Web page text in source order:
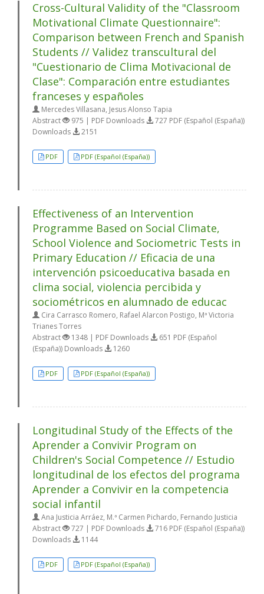
Cross-Cultural Validity of the "Classroom
Motivational Climate Questionnaire":
Comparison between French and Spanish
Students // Validez transcultural del
"Cuestionario de Clima Motivacional de
Clase": Comparación entre estudiantes
franceses y españoles
Mercedes Villasana, Jesus Alonso Tapia
Abstract
975 | PDF Downloads
727 PDF (Español (España))
Downloads
2151
PDF PDF (Español (España))
Effectiveness of an Intervention
Programme Based on Social Climate,
School Violence and Sociometric Tests in
Primary Education // Eficacia de una
intervención psicoeducativa basada en
clima social, violencia percibida y
sociométricos en alumnado de educac
Cira Carrasco Romero, Rafael Alarcon Postigo, Mª Victoria
Trianes Torres
Abstract
1348 | PDF Downloads
651 PDF (Español
(España)) Downloads
1260
PDF PDF (Español (España))
Longitudinal Study of the Effects of the
Aprender a Convivir Program on
Children's Social Competence // Estudio
longitudinal de los efectos del programa
Aprender a Convivir en la competencia
social infantil
Ana Justicia Arráez, M.ª Carmen Pichardo, Fernando Justicia
Abstract
727 | PDF Downloads
716 PDF (Español (España))
Downloads
1144
PDF PDF (Español (España))